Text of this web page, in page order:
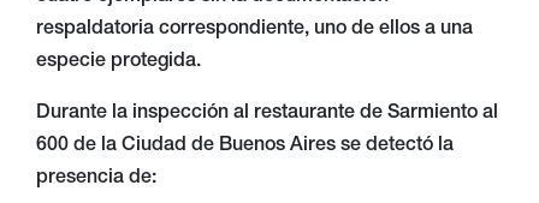
respaldatoria correspondiente, uno de ellos a una
especie protegida.
Durante la inspección al restaurante de Sarmiento al
600 de la Ciudad de Buenos Aires se detectó la
presencia de: